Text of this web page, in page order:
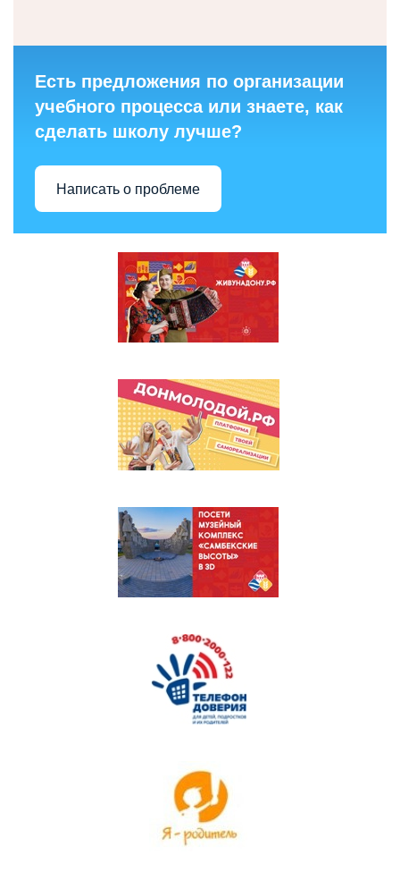
Есть предложения по организации
учебного процесса или знаете, как
сделать школу лучше?
Написать о проблеме